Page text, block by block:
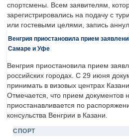
спортсмены. Всем заявителям,
зарегистрировались на подачу с
или гостевыми целями, запись
Венгрия приостановила прием
Самаре и Уфе
Венгрия приостановила прием
российских городах. С 29 июня
принимать в визовых центрах
Отмечается, что прием документов
приостанавливается по
консульства Венгрии в Казани.
СПОРТ